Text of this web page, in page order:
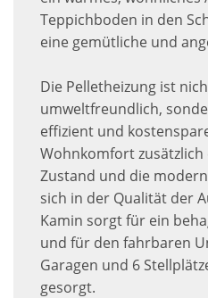
Teppichboden in den
eine gemütliche und
Die Pelletheizung ist
umweltfreundlich,
effizient und
Wohnkomfort
Zustand und die
sich in der Qualität der
Kamin sorgt für ein
und für den fahrbaren
Garagen und 6
gesorgt.